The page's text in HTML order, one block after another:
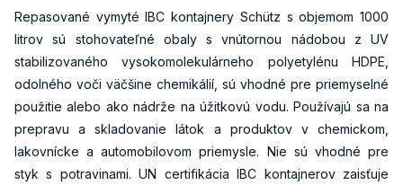
Repasované vymyté IBC kontajnery Schütz s objemom 1000
litrov sú stohovateľné obaly s vnútornou nádobou z UV
stabilizovaného vysokomolekulárneho polyetylénu HDPE,
odolného voči väčšine chemikálií, sú vhodné pre priemyselné
použitie alebo ako nádrže na úžitkovú vodu. Používajú sa na
prepravu a skladovanie látok a produktov v chemickom,
lakovnícke a automobilovom priemysle. Nie sú vhodné pre
styk s potravinami. UN certifikácia IBC kontajnerov zaisťuje